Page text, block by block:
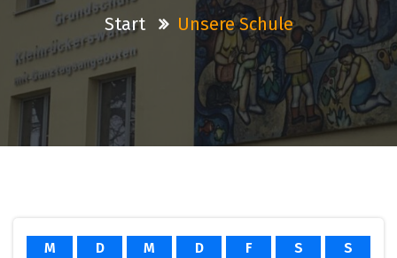
Start Unsere Schule
M D M D F S
S